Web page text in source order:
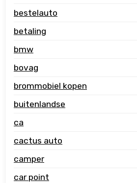
bestelauto
betaling
bmw
bovag
brommobiel kopen
buitenlandse
ca
cactus auto
camper
car point